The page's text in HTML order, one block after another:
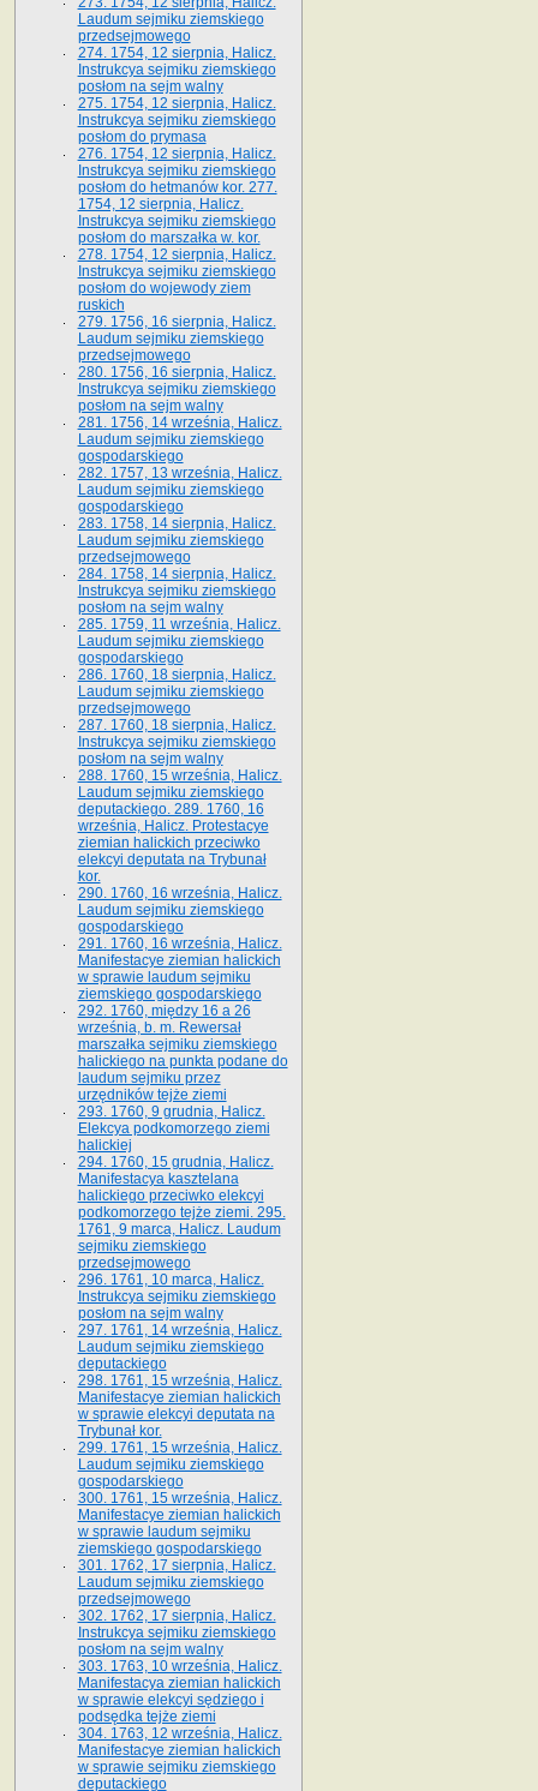
Laudum sejmiku ziemskiego
przedsejmowego
274. 1754, 12 sierpnia, Halicz.
Instrukcya sejmiku ziemskiego
posłom na sejm walny
275. 1754, 12 sierpnia, Halicz.
Instrukcya sejmiku ziemskiego
posłom do prymasa
276. 1754, 12 sierpnia, Halicz.
Instrukcya sejmiku ziemskiego
posłom do hetmanów kor. 277.
1754, 12 sierpnia, Halicz.
Instrukcya sejmiku ziemskiego
posłom do marszałka w. kor.
278. 1754, 12 sierpnia, Halicz.
Instrukcya sejmiku ziemskiego
posłom do wojewody ziem
ruskich
279. 1756, 16 sierpnia, Halicz.
Laudum sejmiku ziemskiego
przedsejmowego
280. 1756, 16 sierpnia, Halicz.
Instrukcya sejmiku ziemskiego
posłom na sejm walny
281. 1756, 14 września, Halicz.
Laudum sejmiku ziemskiego
gospodarskiego
282. 1757, 13 września, Halicz.
Laudum sejmiku ziemskiego
gospodarskiego
283. 1758, 14 sierpnia, Halicz.
Laudum sejmiku ziemskiego
przedsejmowego
284. 1758, 14 sierpnia, Halicz.
Instrukcya sejmiku ziemskiego
posłom na sejm walny
285. 1759, 11 września, Halicz.
Laudum sejmiku ziemskiego
gospodarskiego
286. 1760, 18 sierpnia, Halicz.
Laudum sejmiku ziemskiego
przedsejmowego
287. 1760, 18 sierpnia, Halicz.
Instrukcya sejmiku ziemskiego
posłom na sejm walny
288. 1760, 15 września, Halicz.
Laudum sejmiku ziemskiego
deputackiego. 289. 1760, 16
września, Halicz. Protestacye
ziemian halickich przeciwko
elekcyi deputata na Trybunał
kor.
290. 1760, 16 września, Halicz.
Laudum sejmiku ziemskiego
gospodarskiego
291. 1760, 16 września, Halicz.
Manifestacye ziemian halickich
w sprawie laudum sejmiku
ziemskiego gospodarskiego
292. 1760, między 16 a 26
września, b. m. Rewersał
marszałka sejmiku ziemskiego
halickiego na punkta podane do
laudum sejmiku przez
urzędników tejże ziemi
293. 1760, 9 grudnia, Halicz.
Elekcya podkomorzego ziemi
halickiej
294. 1760, 15 grudnia, Halicz.
Manifestacya kasztelana
halickiego przeciwko elekcyi
podkomorzego tejże ziemi. 295.
1761, 9 marca, Halicz. Laudum
sejmiku ziemskiego
przedsejmowego
296. 1761, 10 marca, Halicz.
Instrukcya sejmiku ziemskiego
posłom na sejm walny
297. 1761, 14 września, Halicz.
Laudum sejmiku ziemskiego
deputackiego
298. 1761, 15 września, Halicz.
Manifestacye ziemian halickich
w sprawie elekcyi deputata na
Trybunał kor.
299. 1761, 15 września, Halicz.
Laudum sejmiku ziemskiego
gospodarskiego
300. 1761, 15 września, Halicz.
Manifestacye ziemian halickich
w sprawie laudum sejmiku
ziemskiego gospodarskiego
301. 1762, 17 sierpnia, Halicz.
Laudum sejmiku ziemskiego
przedsejmowego
302. 1762, 17 sierpnia, Halicz.
Instrukcya sejmiku ziemskiego
posłom na sejm walny
303. 1763, 10 września, Halicz.
Manifestacya ziemian halickich
w sprawie elekcyi sędziego i
podsędka tejże ziemi
304. 1763, 12 września, Halicz.
Manifestacye ziemian halickich
w sprawie sejmiku ziemskiego
deputackiego